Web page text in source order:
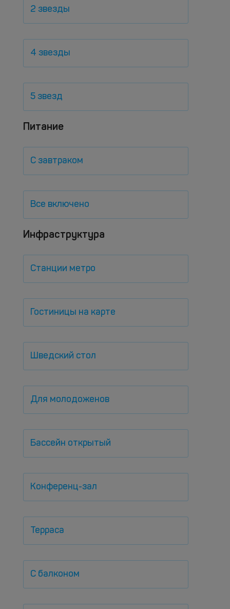
2 звезды
4 звезды
5 звезд
Питание
С завтраком
Все включено
Инфраструктура
Станции метро
Гостиницы на карте
Шведский стол
Для молодоженов
Бассейн открытый
Конференц-зал
Терраса
С балконом